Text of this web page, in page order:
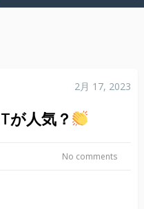
2月 17, 2023
が人気？
No comments